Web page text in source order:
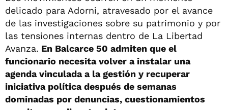
delicado para Adorni, atravesado por el avance
de las investigaciones sobre su patrimonio y por
las tensiones internas dentro de La Libertad
Avanza. En Balcarce 50 admiten que el
funcionario necesita volver a instalar una
agenda vinculada a la gestión y recuperar
iniciativa política después de semanas
dominadas por denuncias, cuestionamientos